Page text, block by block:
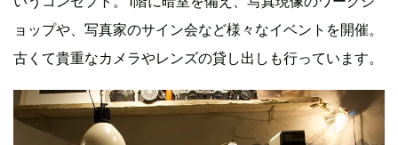
ョップや、写真家のサイン会など様々なイベントを開催。
古くて貴重なカメラやレンズの貸し出しも行っています。